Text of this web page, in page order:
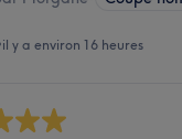
il y a environ 16 heures